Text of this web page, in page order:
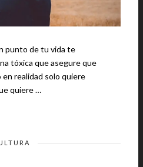
punto de tu vida te
tóxica que asegure que
realidad solo quiere
que quiere …